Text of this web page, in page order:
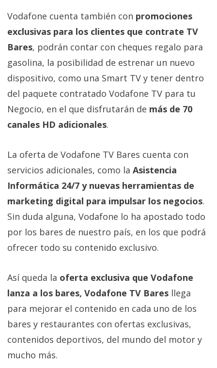
Vodafone cuenta también con promociones
exclusivas para los clientes que contrate TV
Bares, podrán contar con cheques regalo para
gasolina, la posibilidad de estrenar un nuevo
dispositivo, como una Smart TV y tener dentro
del paquete contratado Vodafone TV para tu
Negocio, en el que disfrutarán de más de 70
canales HD adicionales.
La oferta de Vodafone TV Bares cuenta con
servicios adicionales, como la Asistencia
Informática 24/7 y nuevas herramientas de
marketing digital para impulsar los negocios.
Sin duda alguna, Vodafone lo ha apostado todo
por los bares de nuestro país, en los que podrá
ofrecer todo su contenido exclusivo.
Así queda la oferta exclusiva que Vodafone
lanza a los bares, Vodafone TV Bares llega
para mejorar el contenido en cada uno de los
bares y restaurantes con ofertas exclusivas,
contenidos deportivos, del mundo del motor y
mucho más.